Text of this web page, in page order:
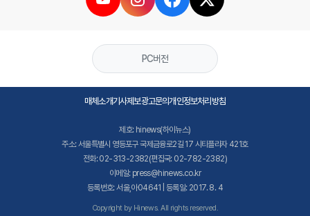
PC버전
매체소개기사제보광고문의개인정보처리방침
제호: hinews(하이뉴스)
주소: 서울특별시 영등포구 국제금융로2길 17 시티플라자 421호
전화: 02-313-2382(편집국: 02-782-2382)
이메일: press@hinews.co.kr
등록번호: 서울,아04641 | 등록일: 2017. 8. 4
Copyright by Hinews. All rights reserved.